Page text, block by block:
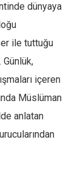
dünyaya
ile tuttuğu
içeren
Müslüman
anlatan